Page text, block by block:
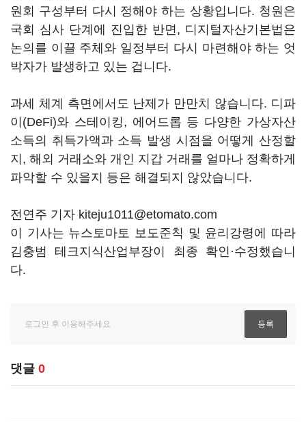
원회 구성부터 다시 정해야 하는 상황입니다. 청원은
국회 심사 단계에 진입한 반면, 디지털자산기본법은
논의를 이끌 주체와 일정부터 다시 마련해야 하는 엇
박자가 발생하고 있는 겁니다.
과세 체계 측면에서도 난제가 만만치 않습니다. 디파
이(DeFi)와 스테이킹, 에어드롭 등 다양한 가상자산
소득의 취득가액과 소득 발생 시점을 어떻게 산정할
지, 해외 거래소와 개인 지갑 거래를 얼마나 정확하게
파악할 수 있을지 등은 해결되지 않았습니다.
전연주 기자 kiteju1011@etomato.com
이 기사는 뉴스토마토 보도준칙 및 윤리강령에 따라
김충범 테크지식산업부장이 최종 확인·수정했습니
다.
댓글 0